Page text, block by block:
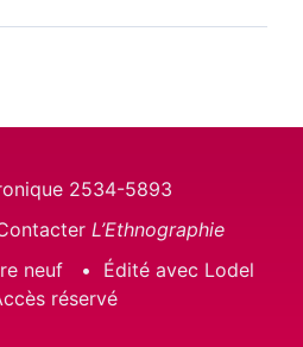
2534-5893
L’Ethnographie
neuf
Édité avec Lodel
réservé